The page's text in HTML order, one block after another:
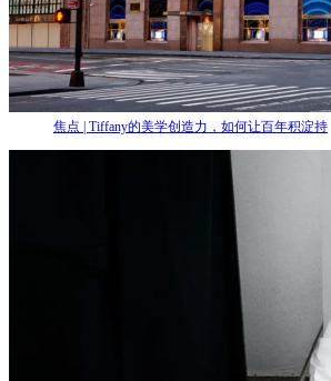
焦点 | Tiffany的美学创造力，如何让百年积淀持